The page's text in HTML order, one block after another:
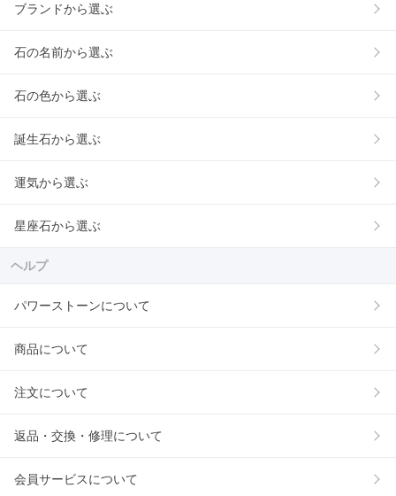
ブランドから選ぶ
石の名前から選ぶ
石の色から選ぶ
誕生石から選ぶ
運気から選ぶ
星座石から選ぶ
ヘルプ
パワーストーンについて
商品について
注文について
返品・交換・修理について
会員サービスについて